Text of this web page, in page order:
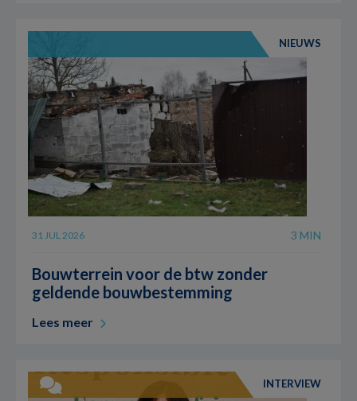
NIEUWS
31 JUL 2026 3 MIN
Bouwterrein voor de btw zonder
geldende bouwbestemming
Lees meer
INTERVIEW